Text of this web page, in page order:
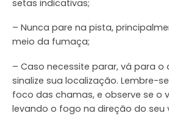
setas indicativas;
– Nunca pare na pista,
meio da fumaça;
– Caso necessite parar, vá para
sinalize sua localização. Lembre-
foco das chamas, e observe se o
levando o fogo na direção do seu